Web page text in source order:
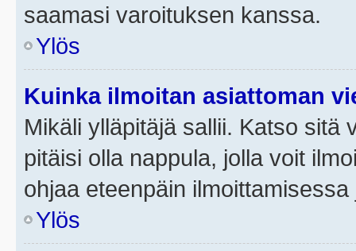
saamasi varoituksen kanssa.
Ylös
Kuinka ilmoitan asiattoman
Mikäli ylläpitäjä sallii. Katso sitä
pitäisi olla nappula, jolla voit
ohjaa eteenpäin
Ylös